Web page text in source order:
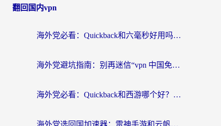
翻回国内vpn
海外党必看：Quickback和六毫秒好用吗？3步选对回国加速器，无缝刷国内剧玩游戏
海外党避坑指南：别再迷信“vpn 中国免费”，选对回国加速器才能无缝刷国内资源
海外党必看：Quickback和西游哪个好？3个维度教你选对回国加速器
海外党选回国加速器：雷神手游和云帆哪个好？附3组对比+避坑指南